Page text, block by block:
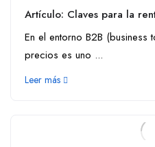
Artículo: Claves para la
En el entorno B2B
precios es uno ...
Leer más